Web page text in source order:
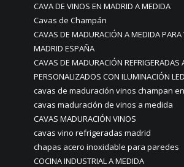
CAVA DE VINOS EN MADRID A MEDIDA
Cavas de Champán
CAVAS DE MADURACIÓN A MEDIDA
MADRID ESPAÑA
CAVAS DE MADURACIÓN REFRIGERADAS
PERSONALIZADOS CON ILUMINACIÓN LED
cavas de maduración vinos champan
cavas maduración de vinos a medida
CAVAS MADURACIÓN VINOS
cavas vino refrigeradas madrid
chapas acero inoxidable para paredes
COCINA INDUSTRIAL A MEDIDA